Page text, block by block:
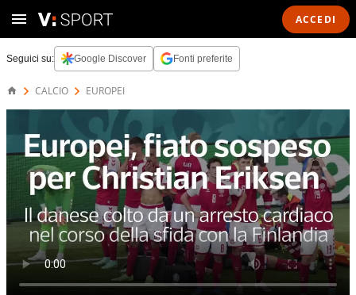
ACCEDI
Seguici su: Google Discover Fonti preferite
CALCIO EUROPEI